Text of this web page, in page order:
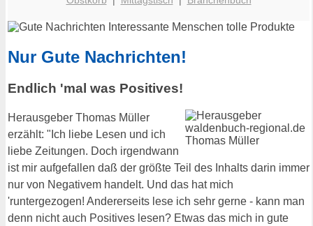
Nur Gute Nachrichten!
Endlich 'mal was Positives!
Herausgeber Thomas Müller
erzählt: "Ich liebe Lesen und ich
liebe Zeitungen. Doch irgendwann
ist mir aufgefallen daß der größte Teil des Inhalts darin immer
nur von Negativem handelt. Und das hat mich
'runtergezogen! Andererseits lese ich sehr gerne - kann man
denn nicht auch Positives lesen? Etwas das mich in gute